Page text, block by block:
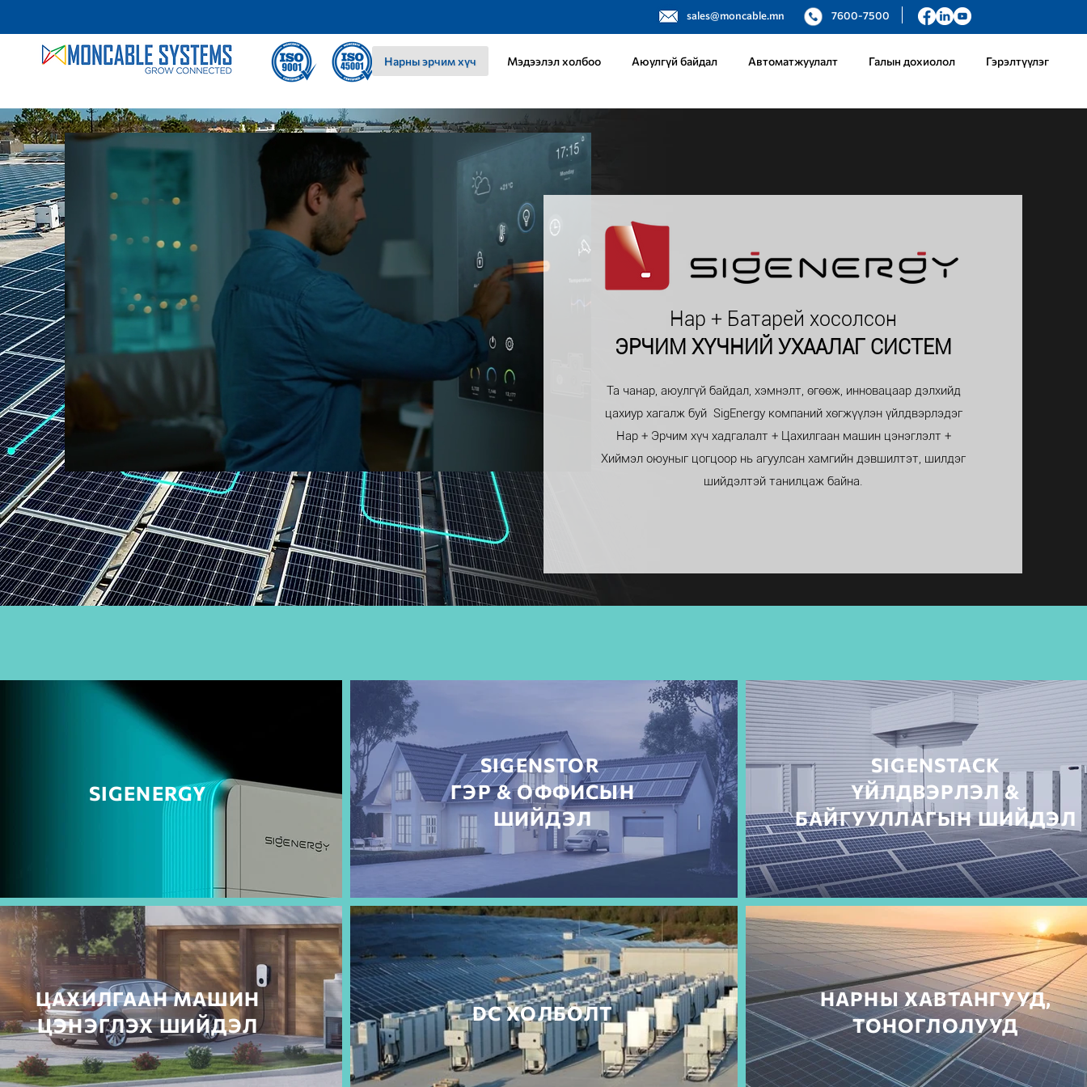
sales@moncable.mn 7600-7500
Нарны эрчим хүч Мэдээлэл холбоо Аюулгүй байдал Автоматжуулалт Галын дохиолол Гэрэлтүүлэг
Нар + Батарей хосолсон
ЭРЧИМ ХҮЧНИЙ УХААЛАГ СИСТЕМ
Та чанар, аюулгүй байдал, хэмнэлт, өгөөж, инновацаар дэлхийд
цахиур хагалж буй SigEnergy компаний хөгжүүлэн үйлдвэрлэдэг
Нар + Эрчим хүч хадгалалт + Цахилгаан машин цэнэглэлт +
Хиймэл оюуныг цогцоор нь агуулсан хамгийн дэвшилтэт, шилдэг
шийдэлтэй танилцаж байна.
SIGENSTOR
ГЭР & ОФФИСЫН
ШИЙДЭЛ
SIGENSTACK
ҮЙЛДВЭРЛЭЛ &
БАЙГУУЛЛАГЫН ШИЙДЭЛ
SIGENERGY
DC ХОЛБОЛТ
НАРНЫ ХАВТАНГУУД,
ТОНОГЛОЛУУД
ЦАХИЛГААН МАШИН
ЦЭНЭГЛЭХ ШИЙДЭЛ